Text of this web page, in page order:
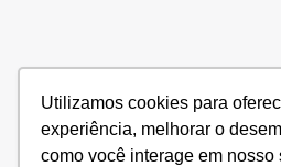
Utilizamos cookies para
experiência, melhorar o
como você interage em nosso